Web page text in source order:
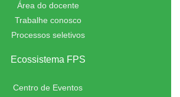
Área do docente
Trabalhe conosco
Processos seletivos
Ecossistema FPS
Centro de Eventos